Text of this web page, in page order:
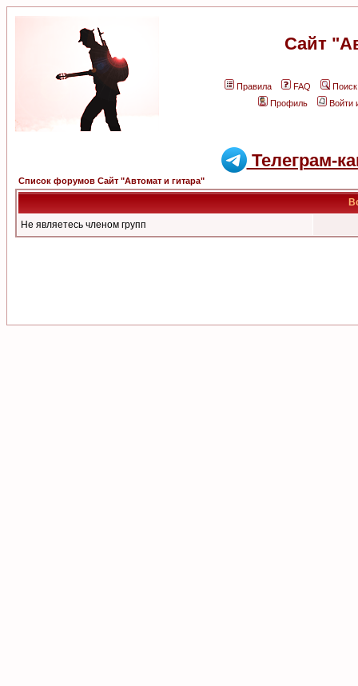
Сайт
Правила FAQ
Поиск
Профиль
Войти
Телеграм-
Список форумов Сайт "Автомат и гитара"
Не являетесь членом групп